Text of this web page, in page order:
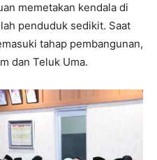
memetakan kendala di
penduduk sedikit. Saat
tahap pembangunan,
dan Teluk Uma.